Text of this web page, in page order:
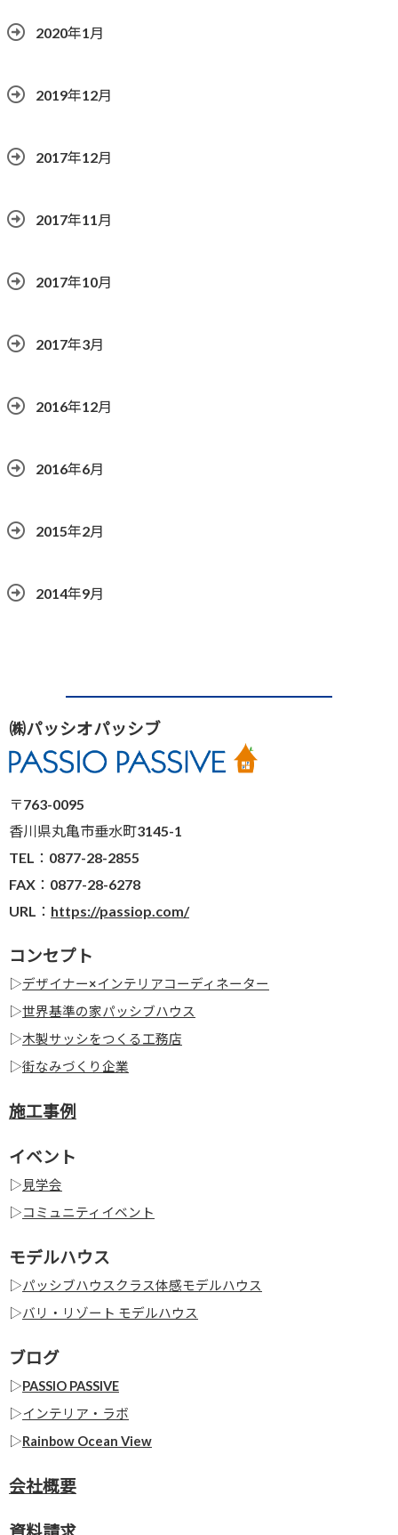
2020年1月
2019年12月
2017年12月
2017年11月
2017年10月
2017年3月
2016年12月
2016年6月
2015年2月
2014年9月
㈱パッシオパッシブ
〒763-0095
香川県丸亀市垂水町3145-1
TEL：0877-28-2855
FAX：0877-28-6278
URL： https://passiop.com/
コンセプト
▷デザイナー×インテリアコーディネーター
▷世界基準の家パッシブハウス
▷木製サッシをつくる工務店
▷街なみづくり企業
施工事例
イベント
▷ 見学会
▷コミュニティイベント
モデルハウス
▷パッシブハウスクラス体感モデルハウス
▷バリ・リゾート モデルハウス
ブログ
▷PASSIO PASSIVE
▷インテリア・ラボ
▷Rainbow Ocean View
会社概要